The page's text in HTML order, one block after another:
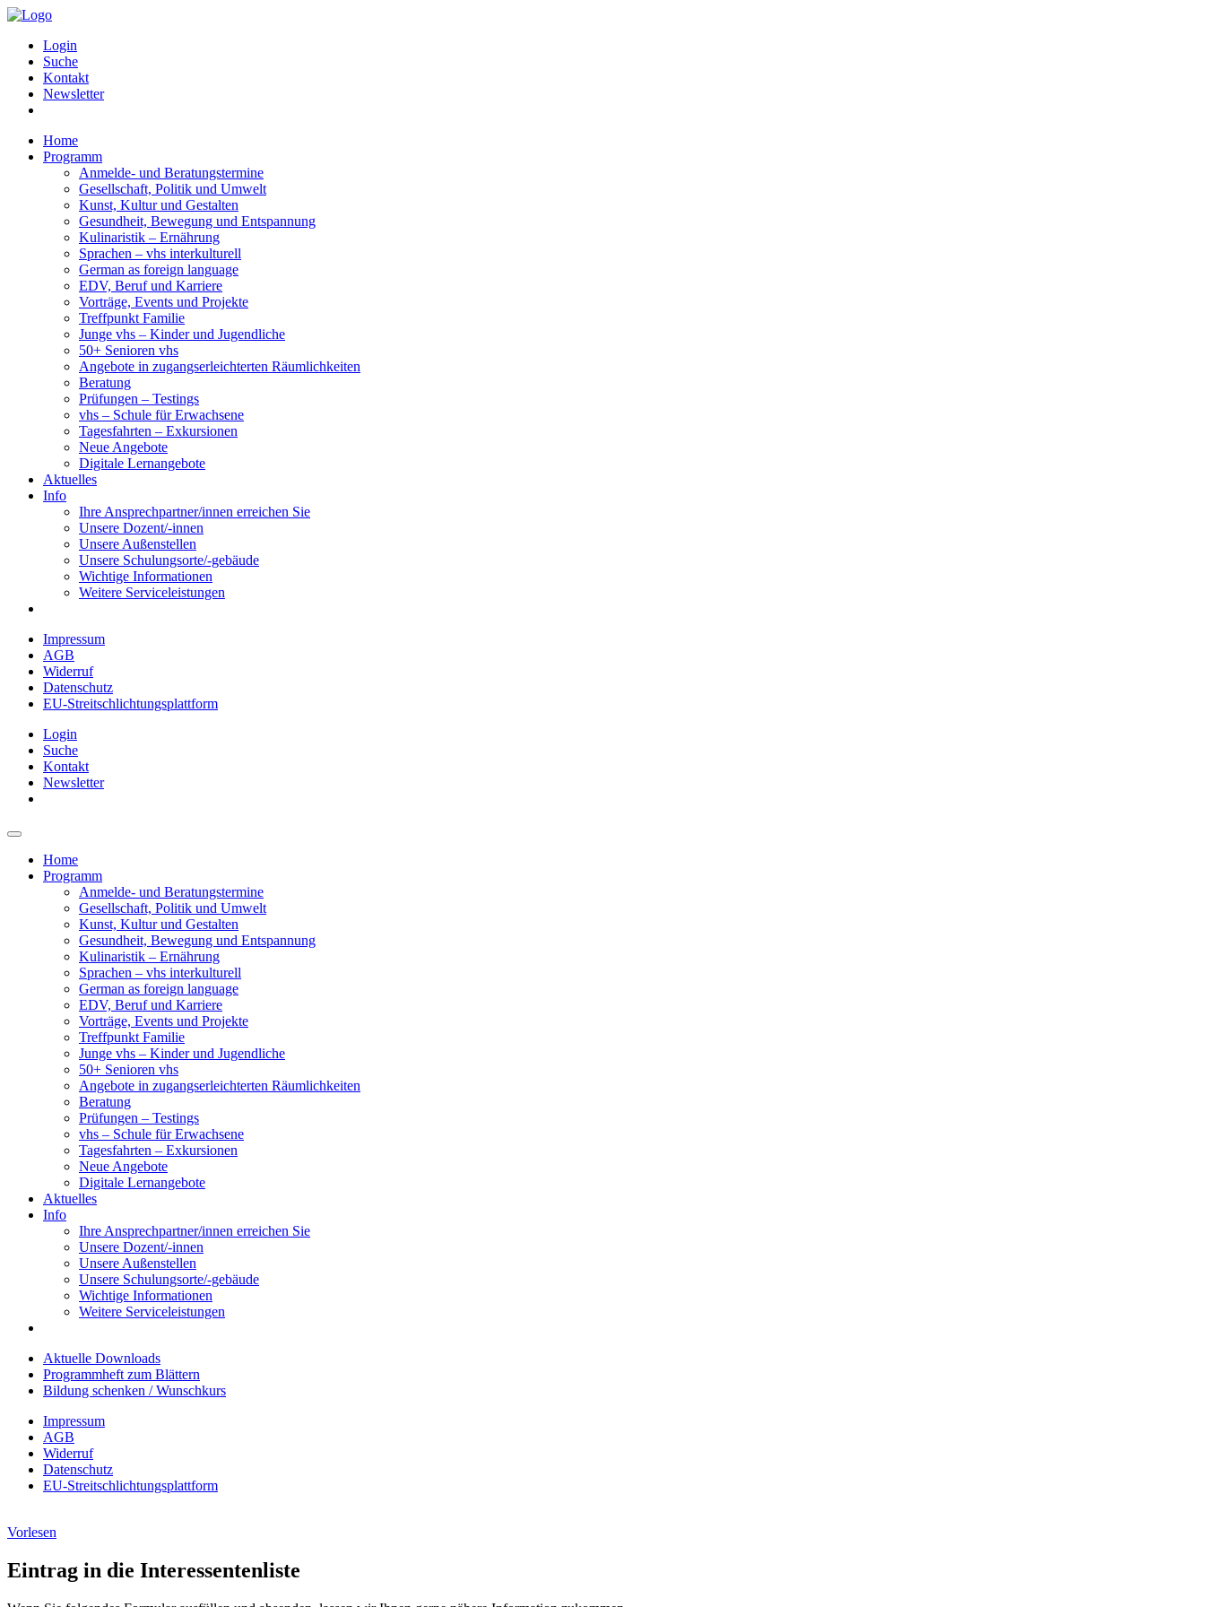
Login
Suche
Kontakt
Newsletter
Home
Programm
Anmelde- und Beratungstermine
Gesellschaft, Politik und Umwelt
Kunst, Kultur und Gestalten
Gesundheit, Bewegung und Entspannung
Kulinaristik – Ernährung
Sprachen – vhs interkulturell
German as foreign language
EDV, Beruf und Karriere
Vorträge, Events und Projekte
Treffpunkt Familie
Junge vhs – Kinder und Jugendliche
50+ Senioren vhs
Angebote in zugangserleichterten Räumlichkeiten
Beratung
Prüfungen – Testings
vhs – Schule für Erwachsene
Tagesfahrten – Exkursionen
Neue Angebote
Digitale Lernangebote
Aktuelles
Info
Ihre Ansprechpartner/innen erreichen Sie
Unsere Dozent/-innen
Unsere Außenstellen
Unsere Schulungsorte/-gebäude
Wichtige Informationen
Weitere Serviceleistungen
Impressum
AGB
Widerruf
Datenschutz
EU-Streitschlichtungsplattform
Login
Suche
Kontakt
Newsletter
Home
Programm
Anmelde- und Beratungstermine
Gesellschaft, Politik und Umwelt
Kunst, Kultur und Gestalten
Gesundheit, Bewegung und Entspannung
Kulinaristik – Ernährung
Sprachen – vhs interkulturell
German as foreign language
EDV, Beruf und Karriere
Vorträge, Events und Projekte
Treffpunkt Familie
Junge vhs – Kinder und Jugendliche
50+ Senioren vhs
Angebote in zugangserleichterten Räumlichkeiten
Beratung
Prüfungen – Testings
vhs – Schule für Erwachsene
Tagesfahrten – Exkursionen
Neue Angebote
Digitale Lernangebote
Aktuelles
Info
Ihre Ansprechpartner/innen erreichen Sie
Unsere Dozent/-innen
Unsere Außenstellen
Unsere Schulungsorte/-gebäude
Wichtige Informationen
Weitere Serviceleistungen
Aktuelle Downloads
Programmheft zum Blättern
Bildung schenken / Wunschkurs
Impressum
AGB
Widerruf
Datenschutz
EU-Streitschlichtungsplattform
Vorlesen
Eintrag in die Interessentenliste